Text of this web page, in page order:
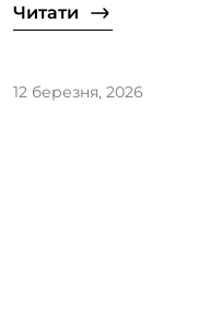
Читати
12 березня, 2026